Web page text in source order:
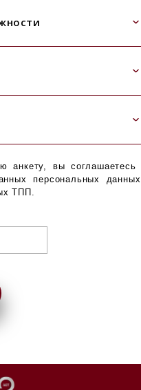
анкету, вы соглашаетесь
персональных
ТПП.